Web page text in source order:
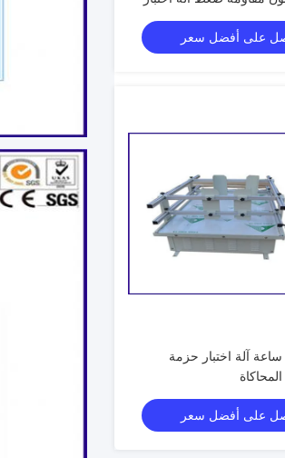
على أفضل سعر
كم / ساعة آلة اختبار حزمة
المحاكاة
على أفضل سعر